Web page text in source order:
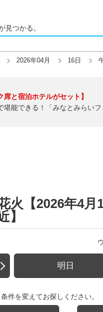
見つかる。
2026年04月 16日
席と宿泊ホテルがセット】
堪能できる！「みなとみらい
火【2026年4月
】
明日
件を変えてお探しください。